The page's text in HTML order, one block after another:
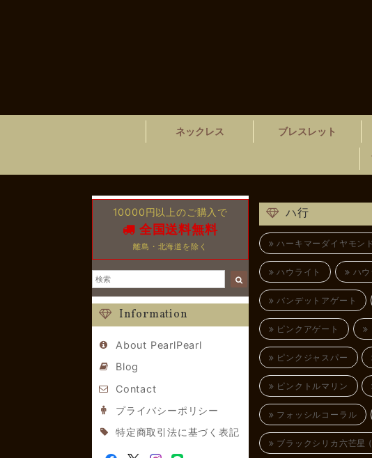
ネックレス ブレスレット
10000円以上のご購入で
全国送料無料
離島・北海道を除く
Information
About PearlPearl
Blog
Contact
プライバシーポリシー
特定商取引法に基づく表記
ハ行
ハーキマーダイヤモンド
ハウライト ハ
バンデットアゲート
ピンクアゲート
ピンクジャスパー
ピンクトルマリン
フォッシルコーラル
ブラックシリカ六芒星